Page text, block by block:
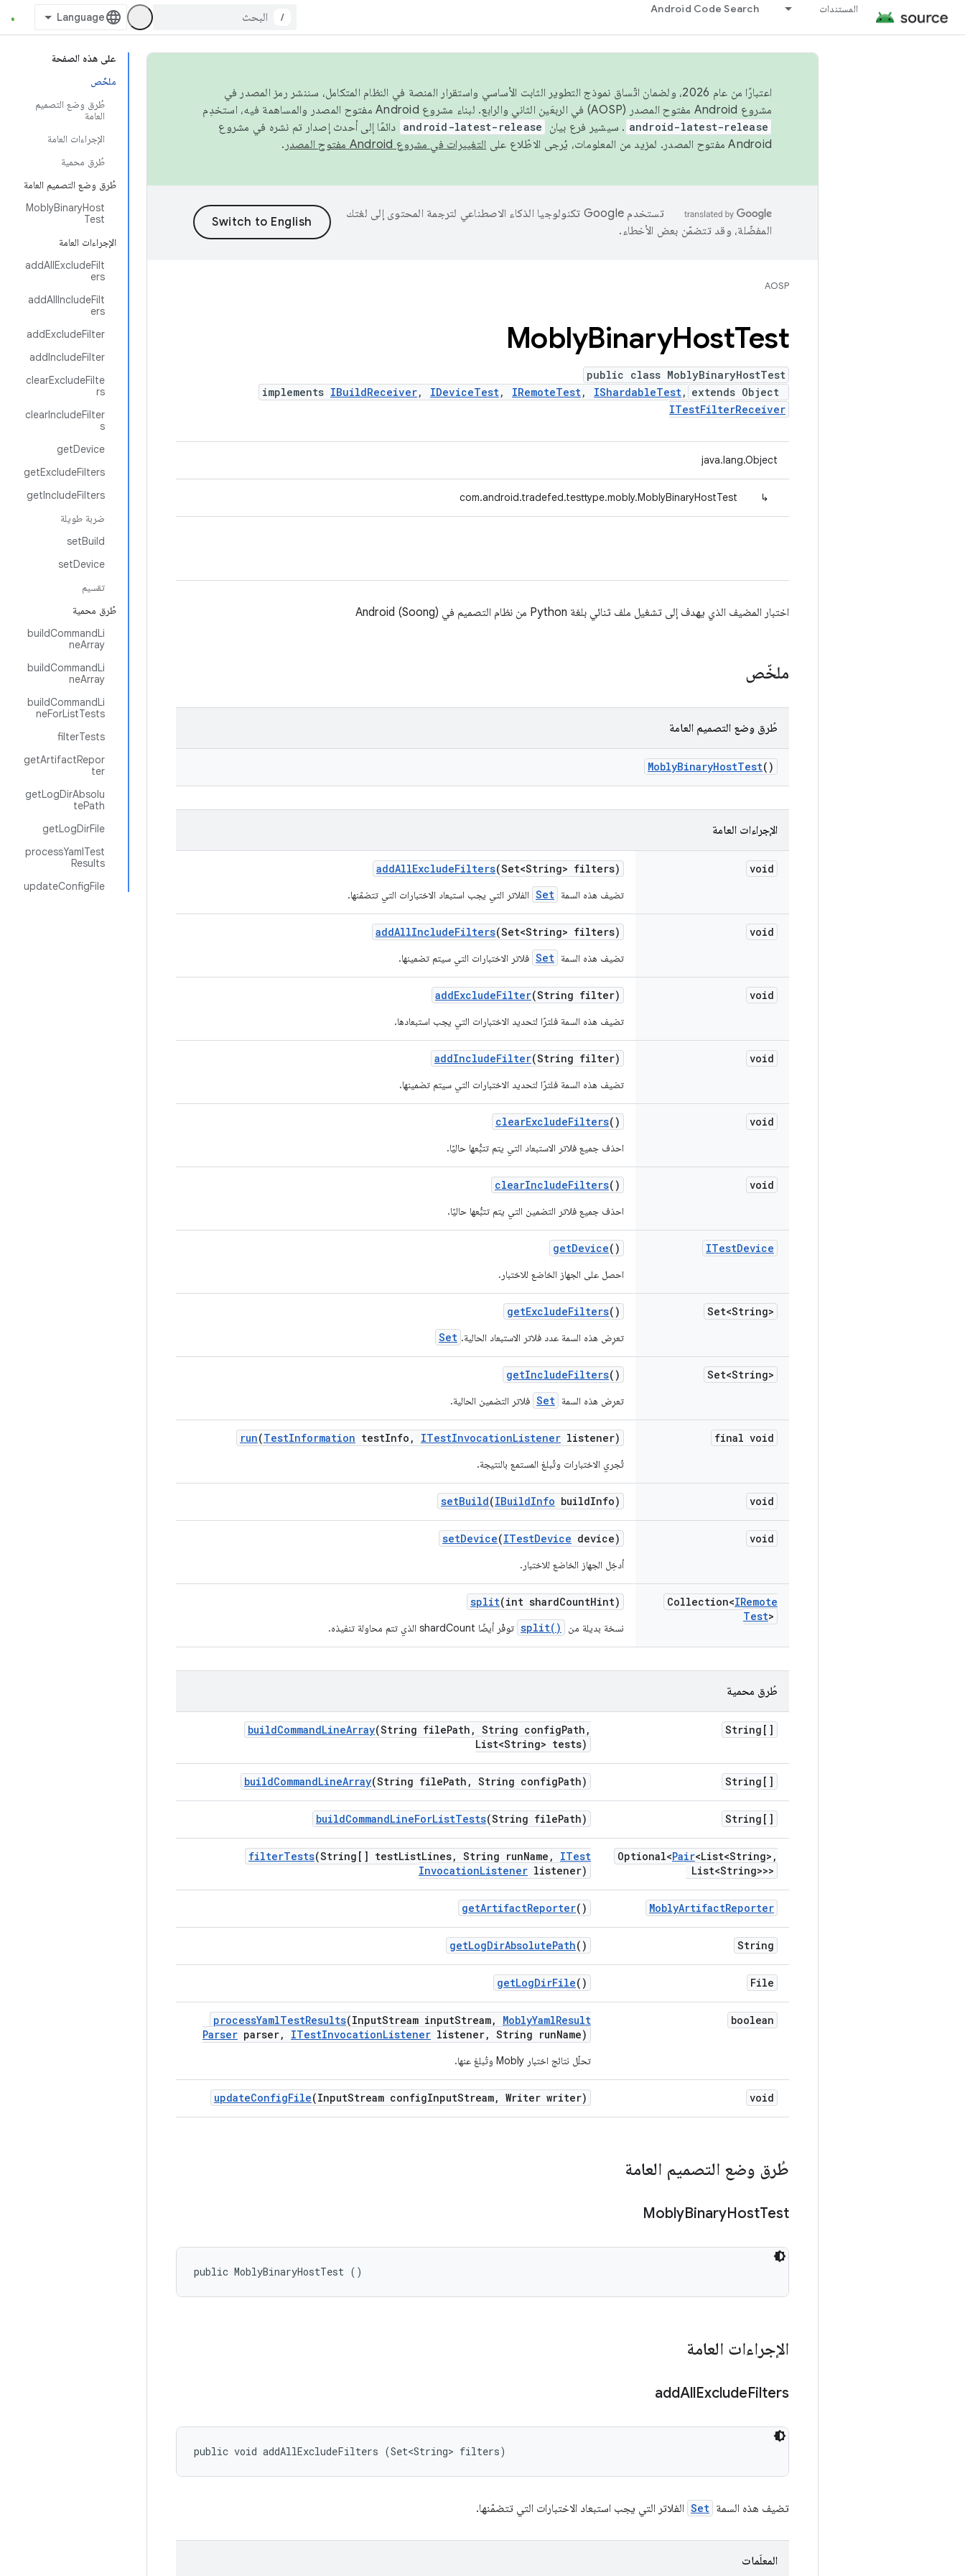
المستندات Android Code Search
/
على هذه الصفحة
ملخّص
طُرق وضع التصميم
العامة
الإجراءات العامة
طُرق محمية
طُرق وضع التصميم العامة
MoblyBinaryHost
Test
الإجراءات العامة
addAllExcludeFilt
ers
addAllIncludeFilt
ers
addExcludeFilter
addIncludeFilter
clearExcludeFilte
rs
clearIncludeFilter
s
getDevice
getExcludeFilters
getIncludeFilters
ضربة طويلة
setBuild
setDevice
تقسيم
طُرق محمية
buildCommandLi
neArray
buildCommandLi
neArray
buildCommandLi
neForListTests
filterTests
getArtifactRepor
ter
getLogDirAbsolu
tePath
getLogDirFile
processYamlTest
Results
updateConfigFile
اعتبارًا من عام 2026، ولضمان اتّساق نموذج التطوير الثابت الأساسي واستقرار المنصة في النظام المتكامل، سننشر رمز المصدر في
مشروع Android مفتوح المصدر (AOSP) في الربعَين الثاني والرابع. لبناء مشروع Android مفتوح المصدر والمساهمة فيه، استخدِم
android-latest-release . سيشير فرع بيان android-latest-release دائمًا إلى أحدث إصدار تم نشره في مشروع
Android مفتوح المصدر. لمزيد من المعلومات، يُرجى الاطّلاع على
التغييرات في مشروع Android مفتوح المصدر .
تستخدم Google تكنولوجيا الذكاء الاصطناعي لترجمة المحتوى إلى لغتك
المفضّلة، وقد تتضمّن بعض الأخطاء.
AOSP
MoblyBinaryHostTest
public class MoblyBinaryHostTest
extends Object
implements IBuildReceiver, IDeviceTest, IRemoteTest, IShardableTest,
ITestFilterReceiver
java.lang.Object
↳
com.android.tradefed.testtype.mobly.MoblyBinaryHostTest
اختبار المضيف الذي يهدف إلى تشغيل ملف ثنائي بلغة Python من نظام التصميم في Android (Soong)
ملخّص
طُرق وضع التصميم العامة
MoblyBinaryHostTest()
الإجراءات العامة
void
addAllExcludeFilters(Set<String> filters)
تضيف هذه السمة Set الفلاتر التي يجب استبعاد الاختبارات التي تتضمّنها.
void
addAllIncludeFilters(Set<String> filters)
تضيف هذه السمة Set فلاتر الاختبارات التي سيتم تضمينها.
void
addExcludeFilter(String filter)
تضيف هذه السمة فلترًا لتحديد الاختبارات التي يجب استبعادها.
void
addIncludeFilter(String filter)
تضيف هذه السمة فلترًا لتحديد الاختبارات التي سيتم تضمينها.
void
clearExcludeFilters()
احذف جميع فلاتر الاستبعاد التي يتم تتبُّعها حاليًا.
void
clearIncludeFilters()
احذف جميع فلاتر التضمين التي يتم تتبُّعها حاليًا.
ITestDevice
getDevice()
احصل على الجهاز الخاضع للاختبار.
Set<String>
getExcludeFilters()
تعرِض هذه السمة عدد فلاتر الاستبعاد الحالية. Set
Set<String>
getIncludeFilters()
تعرِض هذه السمة Set فلاتر التضمين الحالية.
final void
run(TestInformation testInfo , ITestInvocationListener listener)
تُجري الاختبارات وتُبلغ المستمع بالنتيجة.
void
setBuild(IBuildInfo buildInfo)
void
setDevice(ITestDevice device)
أدخِل الجهاز الخاضع للاختبار.
Collection<IRemote
Test>
split(int shardCountHint)
نسخة بديلة من split() توفّر أيضًا shardCount الذي تتم محاولة تنفيذه.
طُرق محمية
String[]
buildCommandLineArray(String filePath , String configPath ,
List<String> tests)
String[]
buildCommandLineArray(String filePath , String configPath)
String[]
buildCommandLineForListTests(String filePath)
Optional<Pair<List<String> ,
List<String>>>
filterTests(String[] testListLines, String runName ,
ITest
InvocationListener listener)
MoblyArtifactReporter
getArtifactReporter()
String
getLogDirAbsolutePath()
File
getLogDirFile()
boolean
processYamlTestResults(InputStream inputStream, MoblyYamlResult
Parser parser, ITestInvocationListener listener, String runName)
تحلّل نتائج اختبار Mobly وتُبلغ عنها.
void
updateConfigFile(InputStream configInputStream, Writer writer)
طُرق وضع التصميم العامة
MoblyBinaryHostTest
public MoblyBinaryHostTest ()
الإجراءات العامة
addAllExcludeFilters
public void addAllExcludeFilters (Set<String> filters)
تضيف هذه السمة Set الفلاتر التي يجب استبعاد الاختبارات التي تتضمّنها.
المعلَمات